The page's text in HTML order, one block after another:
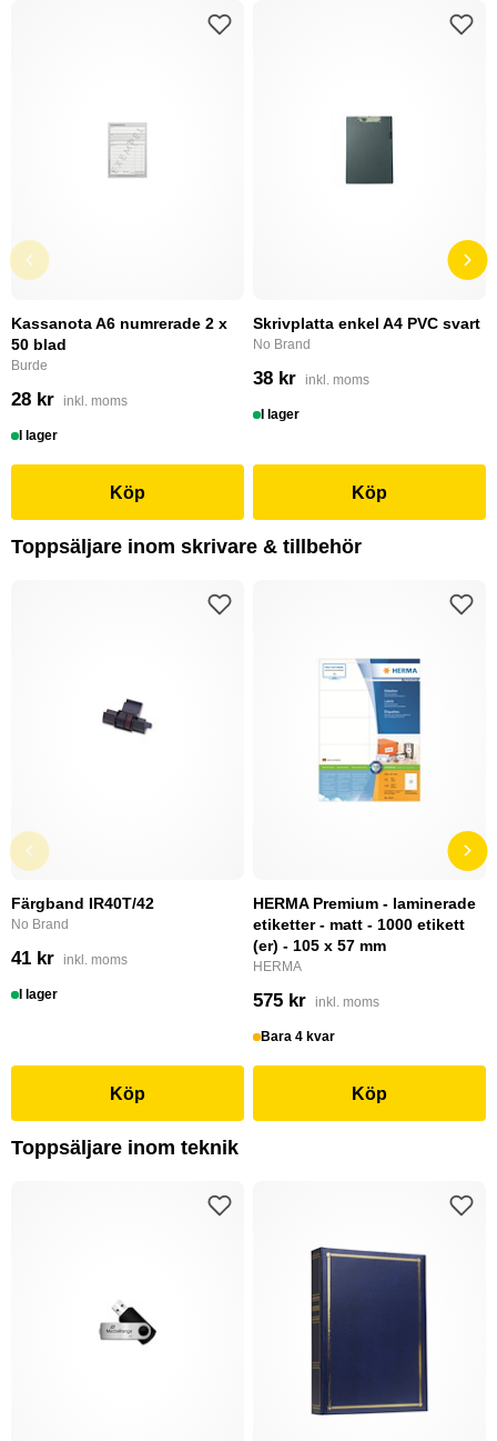
Kassanota A6 numrerade 2 x
50 blad
Burde
28 kr inkl. moms
I lager
Köp
Skrivplatta enkel A4 PVC svart
No Brand
38 kr inkl. moms
I lager
Köp
Toppsäljare inom skrivare & tillbehör
Färgband IR40T/42
No Brand
41 kr inkl. moms
I lager
Köp
HERMA Premium - laminerade
etiketter - matt - 1000 etikett
(er) - 105 x 57 mm
HERMA
575 kr inkl. moms
Bara 4 kvar
Köp
Toppsäljare inom teknik